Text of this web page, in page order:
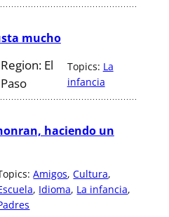
mucho
Region: El
Paso
Topics: La
infancia
haciendo un
Amigos, Cultura
, Idioma, La infancia